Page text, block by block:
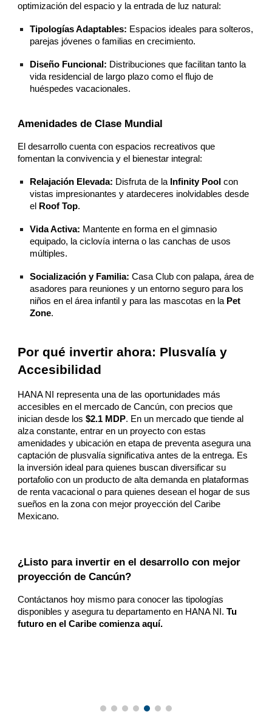
optimización del espacio y la entrada de luz natural:
Tipologías Adaptables: Espacios ideales para solteros,
parejas jóvenes o familias en crecimiento.
Diseño Funcional: Distribuciones que facilitan tanto la
vida residencial de largo plazo como el flujo de
huéspedes vacacionales.
Amenidades de Clase Mundial
El desarrollo cuenta con espacios recreativos que
fomentan la convivencia y el bienestar integral:
Relajación Elevada: Disfruta de la Infinity Pool con
vistas impresionantes y atardeceres inolvidables desde
el
Roof Top.
Vida Activa: Mantente en forma en el gimnasio
equipado, la ciclovía interna o las canchas de usos
múltiples.
Socialización y Familia: Casa Club con palapa, área de
asadores para reuniones y un entorno seguro para los
niños en el área infantil y para las mascotas en la Pet
Zone.
Por qué invertir ahora: Plusvalía y
Accesibilidad
HANA NI representa una de las oportunidades más
accesibles en el mercado de Cancún, con precios que
inician desde los$2.1 MDP. En un mercado que tiende al
alza constante, entrar en un proyecto con estas
amenidades y ubicación en etapa de preventa asegura una
captación de plusvalía significativa antes de la entrega. Es
la inversión ideal para quienes buscan diversificar su
portafolio con un producto de alta demanda en plataformas
de renta vacacional o para quienes desean el hogar de sus
sueños en la zona con mejor proyección del Caribe
Mexicano.
¿Listo para invertir en el desarrollo con mejor
proyección de Cancún?
Contáctanos hoy mismo para conocer las tipologías
disponibles y asegura tu departamento en HANA NI.Tu
futuro en el Caribe comienza aquí.